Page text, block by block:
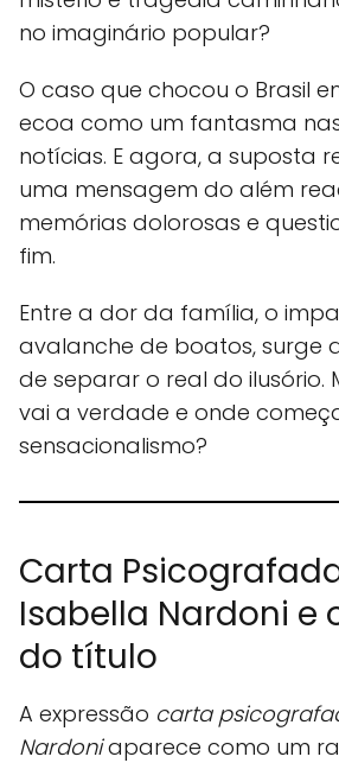
no imaginário popular?
O caso que chocou o Brasil
ecoa como um fantasma
notícias. E agora, a suposta
uma mensagem do além
memórias dolorosas e
fim.
Entre a dor da família, o
avalanche de boatos, surge
de separar o real do ilusório.
vai a verdade e onde
sensacionalismo?
Carta
Isabella Nardoni e
do título
A expressão carta
Nardoniaparece como um